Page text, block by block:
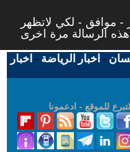
- موافق - لكي لاتظهر
- اخبار الرياضة - اخبار
التبرع للموقع - ادعمونا